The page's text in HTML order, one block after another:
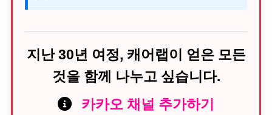
지난 30년 여정, 캐어랩이 얻은 모든
것을 함께 나누고 싶습니다.
카카오 채널 추가하기